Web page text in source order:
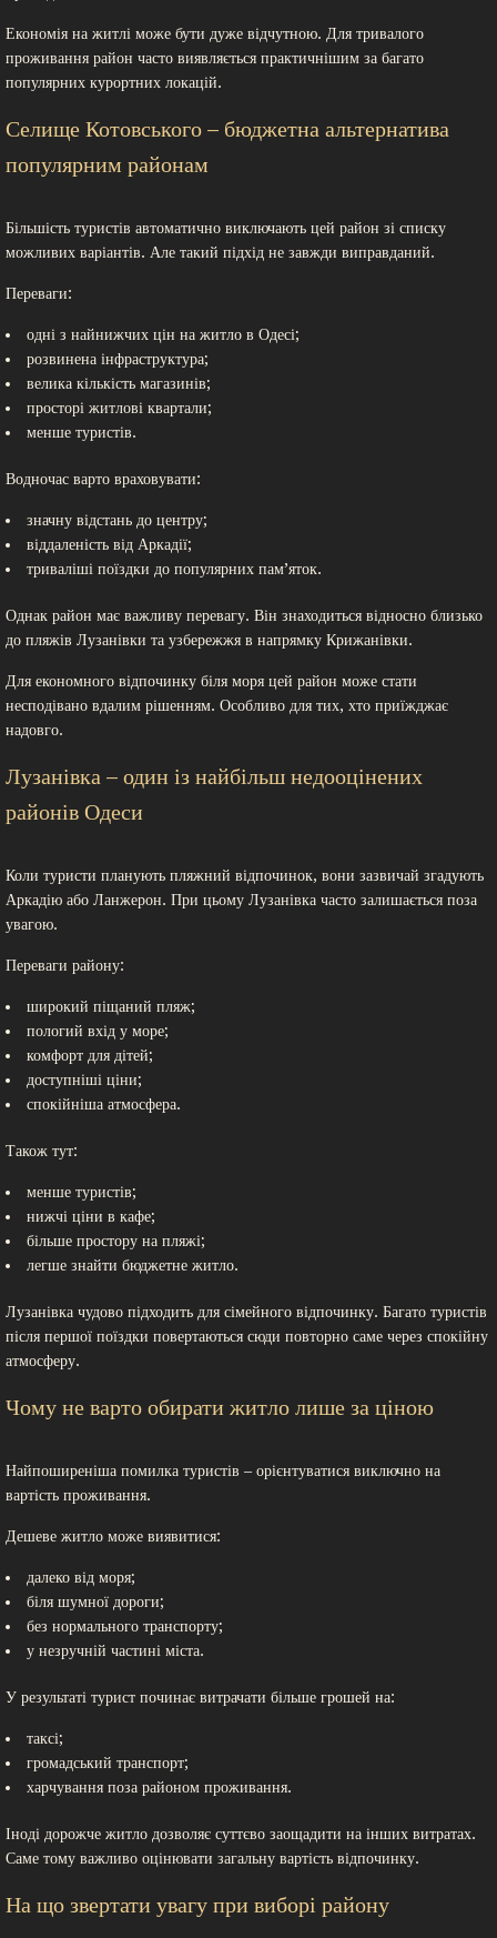
Економія на житлі може бути дуже відчутною. Для тривалого
проживання район часто виявляється практичнішим за багато
популярних курортних локацій.
Селище Котовського – бюджетна альтернатива
популярним районам
Більшість туристів автоматично виключають цей район зі списку
можливих варіантів. Але такий підхід не завжди виправданий.
Переваги:
одні з найнижчих цін на житло в Одесі;
розвинена інфраструктура;
велика кількість магазинів;
просторі житлові квартали;
менше туристів.
Водночас варто враховувати:
значну відстань до центру;
віддаленість від Аркадії;
триваліші поїздки до популярних пам’яток.
Однак район має важливу перевагу. Він знаходиться відносно близько
до пляжів Лузанівки та узбережжя в напрямку Крижанівки.
Для економного відпочинку біля моря цей район може стати
несподівано вдалим рішенням. Особливо для тих, хто приїжджає
надовго.
Лузанівка – один із найбільш недооцінених
районів Одеси
Коли туристи планують пляжний відпочинок, вони зазвичай згадують
Аркадію або Ланжерон. При цьому Лузанівка часто залишається поза
увагою.
Переваги району:
широкий піщаний пляж;
пологий вхід у море;
комфорт для дітей;
доступніші ціни;
спокійніша атмосфера.
Також тут:
менше туристів;
нижчі ціни в кафе;
більше простору на пляжі;
легше знайти бюджетне житло.
Лузанівка чудово підходить для сімейного відпочинку. Багато туристів
після першої поїздки повертаються сюди повторно саме через спокійну
атмосферу.
Чому не варто обирати житло лише за ціною
Найпоширеніша помилка туристів – орієнтуватися виключно на
вартість проживання.
Дешеве житло може виявитися:
далеко від моря;
біля шумної дороги;
без нормального транспорту;
у незручній частині міста.
У результаті турист починає витрачати більше грошей на:
таксі;
громадський транспорт;
харчування поза районом проживання.
Іноді дорожче житло дозволяє суттєво заощадити на інших витратах.
Саме тому важливо оцінювати загальну вартість відпочинку.
На що звертати увагу при виборі району